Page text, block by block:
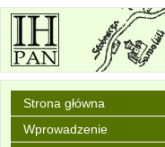
Strona główna
Wprowadzenie